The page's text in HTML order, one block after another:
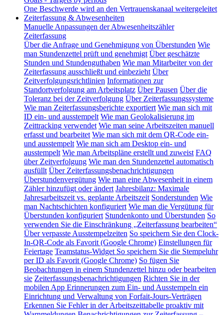
One Beschwerde wird an den Vertrauenskanaal weitergeleitet
Zeiterfassung & Abwesenheiten
Manuelle Anpassungen der Abwesenheitszähler
Zeiterfassung
Über die Anfrage und Genehmigung von Überstunden Wie
man Stundenzettel prüft und genehmigt Über geschätzte
Stunden und Stundenguthaben Wie man Mitarbeiter von der
Zeiterfassung ausschließt und einbezieht Über
Zeitverfolgungsrichtlinien Informationen zur
Standortverfolgung am Arbeitsplatz Über Pausen Über die
Toleranz bei der Zeitverfolgung Über Zeiterfassungssysteme
Wie man Zeiterfassungsberichte exportiert Wie man sich mit
ID ein- und ausstempelt Wie man Geolokalisierung im
Zeittracking verwendet Wie man seine Arbeitszeiten manuell
erfasst und bearbeitet Wie man sich mit dem QR-Code ein-
und ausstempelt Wie man sich am Desktop ein- und
ausstempelt Wie man Arbeitspläne erstellt und zuweist FAQ
über Zeitverfolgung Wie man den Stundenzettel automatisch
ausfüllt Über Zeiterfassungsbenachrichtigungen
Überstundenvergütung Wie man eine Abwesenheit in einem
Zähler hinzufügt oder ändert Jahresbilanz: Maximale
Jahresarbeitszeit vs. geplante Arbeitszeit Sonderstunden Wie
man Nachtschichten konfiguriert Wie man die Vergütung für
Überstunden konfiguriert Stundenkonto und Überstunden So
verwenden Sie die Einschränkung „Zeiterfassung bearbeiten“
Über verpasste Ausstempelzeiten So speichern Sie den Clock-
In-QR-Code als Favorit (Google Chrome) Einstellungen für
Feiertage Teamstatus-Widget So speichern Sie die Stempeluhr
per ID als Favorit (Google Chrome) So fügen Sie
Beobachtungen in einem Stundenzettel hinzu oder bearbeiten
sie Zeiterfassungsbenachrichtigungen Richten Sie in der
mobilen App Erinnerungen zum Ein- und Ausstempeln ein
Einrichtung und Verwaltung von Forfait-Jours-Verträgen
Erkennen Sie Fehler in der Arbeitszeittabelle proaktiv mit